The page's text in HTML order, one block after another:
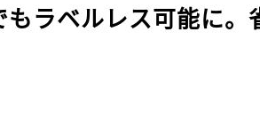
もラベルレス可能に。